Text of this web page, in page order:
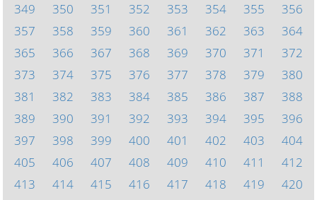
349
350 351 352 353 354 355
356
357
358 359 360 361 362 363
364
365
366 367 368 369 370 371
372
373
374 375 376 377 378 379
380
381
382 383 384 385 386 387
388
389
390 391 392 393 394 395
396
397
398 399 400 401 402 403
404
405
406 407 408 409 410 411
412
413
414 415 416 417 418 419
420